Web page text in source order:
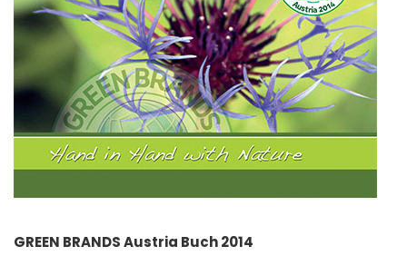
GREEN BRANDS Austria Buch 2014